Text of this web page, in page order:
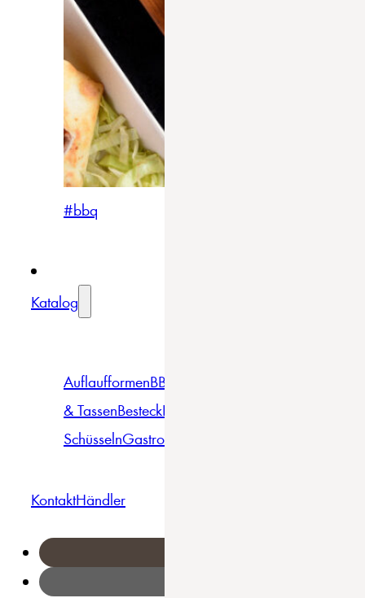
#bbq
Katalog
AuflaufformenBBQ
& TassenBesteckBowls &
SchüsselnGastro
KontaktHändler